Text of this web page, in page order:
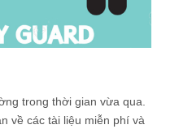
trong thời gian vừa qua.
về các tài liệu miễn phí và